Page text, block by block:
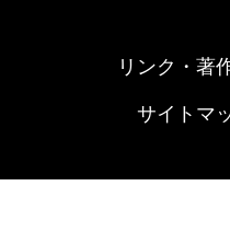
リンク・著
サイトマ